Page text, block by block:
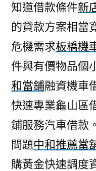
知道借款條件新
的貸款方案相當
危機需求板橋機
件與有價物品個
和當鋪融資機車
快速專業龜山區
鋪服務汽車借款
問題中和推薦當
購黃金快速調度